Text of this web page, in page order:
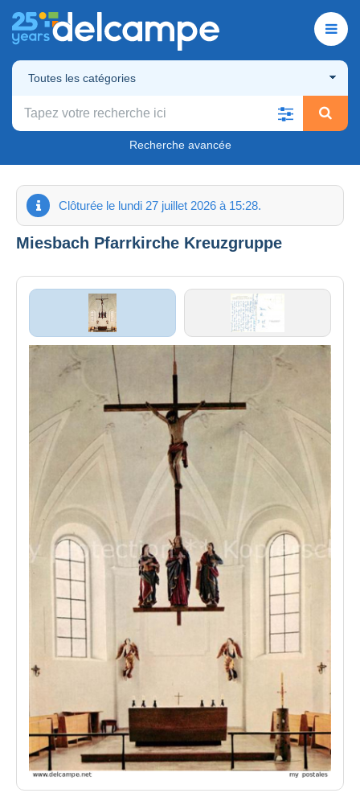
Toutes les catégories
Recherche avancée
Clôturée le lundi 27 juillet 2026 à 15:28.
Miesbach Pfarrkirche Kreuzgruppe